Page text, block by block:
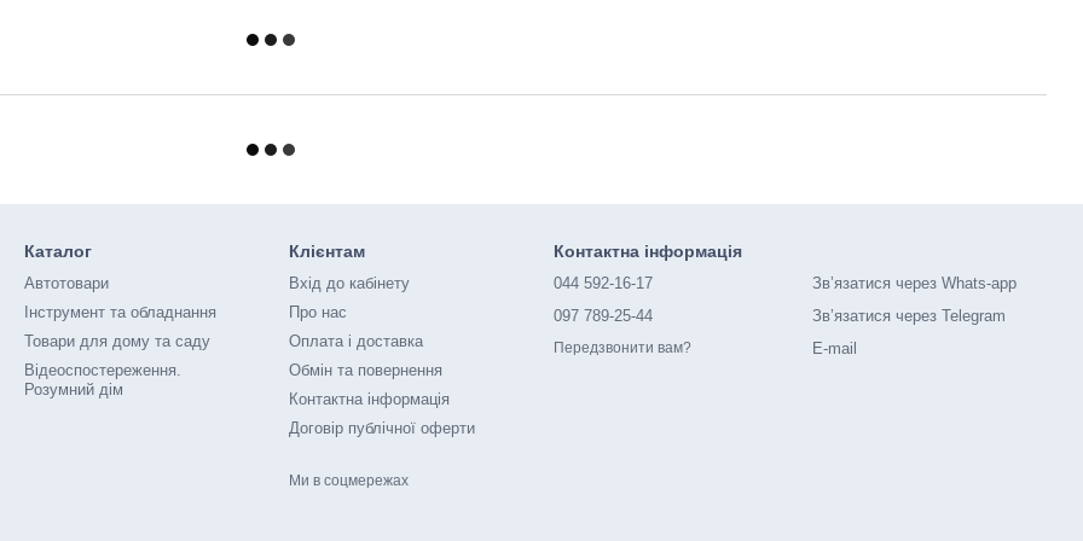
Каталог
Автотовари
Інструмент та обладнання
Товари для дому та саду
Відеоспостереження.
Розумний дім
Клієнтам
Вхід до кабінету
Про нас
Оплата і доставка
Обмін та повернення
Контактна інформація
Договір публічної оферти
Ми в соцмережах
Контактна інформація
044 592-16-17
097 789-25-44
Передзвонити вам?
Зв’язатися через Whats-app
Зв’язатися через Telegram
E-mail